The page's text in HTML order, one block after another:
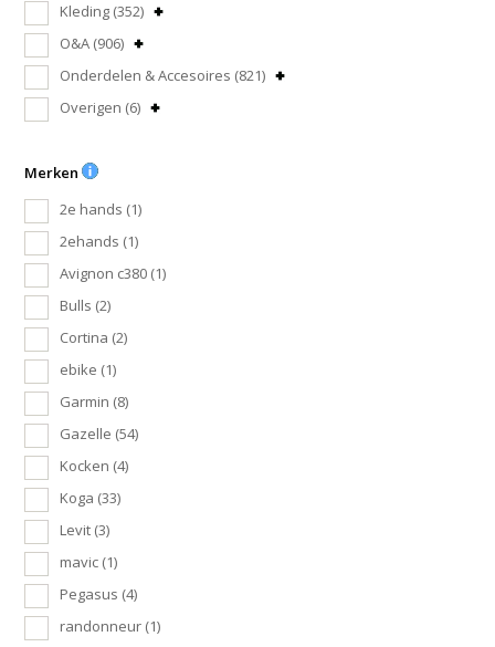
Kleding (352)
O&A (906)
Onderdelen & Accesoires (821)
Overigen (6)
Merken
2e hands (1)
2ehands (1)
Avignon c380 (1)
Bulls (2)
Cortina (2)
ebike (1)
Garmin (8)
Gazelle (54)
Kocken (4)
Koga (33)
Levit (3)
mavic (1)
Pegasus (4)
randonneur (1)